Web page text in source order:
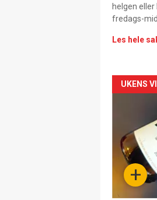
helgen
fredags-
Les hele
nå
-
+
UKENS